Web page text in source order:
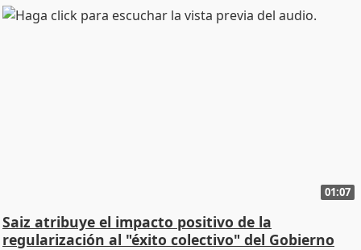
01:07
Saiz atribuye el impacto positivo de la
regularización al "éxito colectivo" del Gobierno